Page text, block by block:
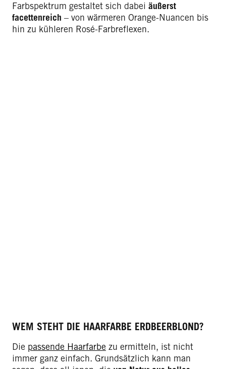
Farbspektrum gestaltet sich dabei äußerst
facettenreich – von wärmeren Orange-Nuancen bis
hin zu kühleren Rosé-Farbreflexen.
WEM STEHT DIE HAARFARBE ERDBEERBLOND?
Die passende Haarfarbe zu ermitteln, ist nicht
immer ganz einfach. Grundsätzlich kann man